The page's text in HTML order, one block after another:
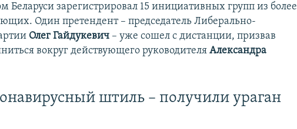
Беларуси зарегистрировал 15 инициативных групп из более
Один претендент – председатель Либерально-
Олег Гайдукевич – уже сошел с дистанции, призвав
вокруг действующего руководителя Александра
штиль – получили ураган